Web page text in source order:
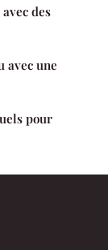
des
avec une
pour